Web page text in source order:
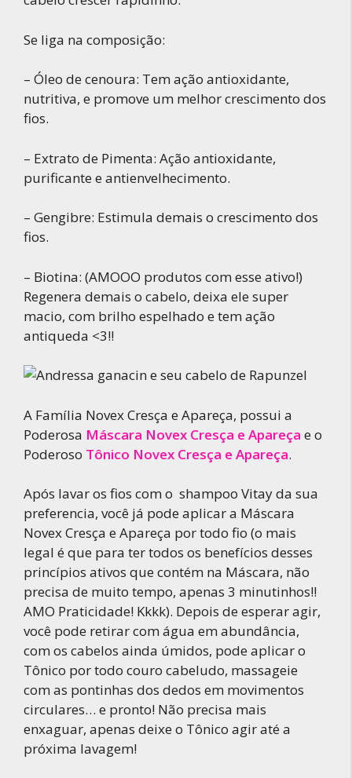
Se liga na composição:
– Óleo de cenoura: Tem ação antioxidante,
nutritiva, e promove um melhor crescimento dos
fios.
– Extrato de Pimenta: Ação antioxidante,
purificante e antienvelhecimento.
– Gengibre: Estimula demais o crescimento dos
fios.
– Biotina: (AMOOO produtos com esse ativo!)
Regenera demais o cabelo, deixa ele super
macio, com brilho espelhado e tem ação
antiqueda <3!!
A Família Novex Cresça e Apareça, possui a
Poderosa Máscara Novex Cresça e Apareça e o
Poderoso Tônico Novex Cresça e Apareça.
Após lavar os fios com o shampoo Vitay da sua
preferencia, você já pode aplicar a Máscara
Novex Cresça e Apareça por todo fio (o mais
legal é que para ter todos os benefícios desses
princípios ativos que contém na Máscara, não
precisa de muito tempo, apenas 3 minutinhos!!
AMO Praticidade! Kkkk). Depois de esperar agir,
você pode retirar com água em abundância,
com os cabelos ainda úmidos, pode aplicar o
Tônico por todo couro cabeludo, massageie
com as pontinhas dos dedos em movimentos
circulares… e pronto! Não precisa mais
enxaguar, apenas deixe o Tônico agir até a
próxima lavagem!